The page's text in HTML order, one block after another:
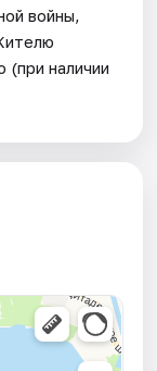
войны,
(при наличии